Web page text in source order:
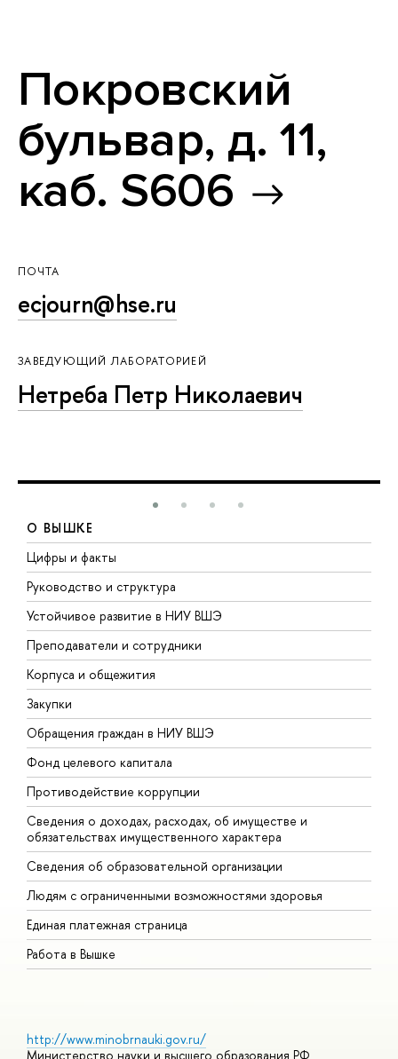
Покровский
бульвар, д. 11,
каб. S606
ПОЧТА
ecjourn@hse.ru
ЗАВЕДУЮЩИЙ ЛАБОРАТОРИЕЙ
Нетреба Петр Николаевич
О ВЫШКЕ
Цифры и факты
Руководство и структура
Устойчивое развитие в НИУ ВШЭ
Преподаватели и сотрудники
Корпуса и общежития
Закупки
Обращения граждан в НИУ ВШЭ
Фонд целевого капитала
Противодействие коррупции
Сведения о доходах, расходах, об имуществе и
обязательствах имущественного характера
Сведения об образовательной организации
Людям с ограниченными возможностями здоровья
Единая платежная страница
Работа в Вышке
http://www.minobrnauki.gov.ru/
Министерство науки и высшего образования РФ